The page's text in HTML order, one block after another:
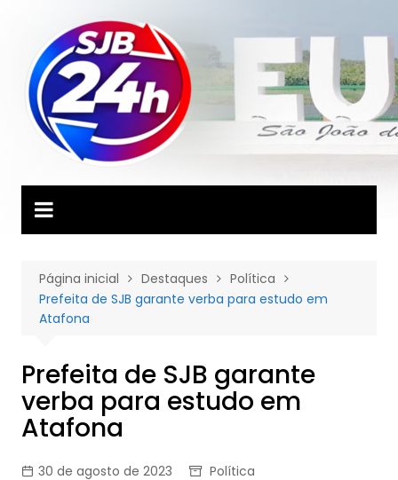
conteúdo
Página inicial Destaques
Política
Prefeita de SJB garante verba para estudo em
Atafona
Prefeita de SJB garante
verba para estudo em
Atafona
30 de agosto de 2023 Política